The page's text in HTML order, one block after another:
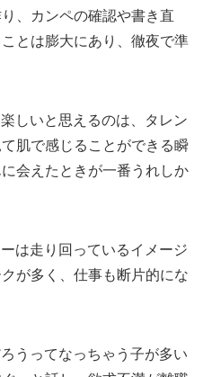
、カンペの確認や書き直
とは膨大にあり、徹夜で準
しいと思えるのは、タレン
肌で感じることができる瞬
会えたときが一番うれしか
は走り回っているイメージ
が多く、仕事も断片的にな
うってなっちゃう子が多い